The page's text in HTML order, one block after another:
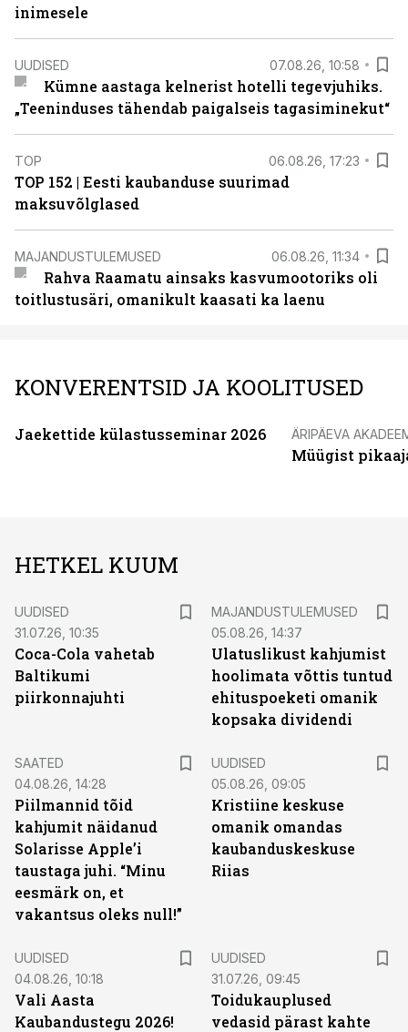
inimesele
UUDISED 07.08.26, 10:58
Kümne aastaga kelnerist hotelli tegevjuhiks.
„Teeninduses tähendab paigalseis tagasiminekut“
TOP 06.08.26, 17:23
TOP 152 | Eesti kaubanduse suurimad
maksuvõlglased
MAJANDUSTULEMUSED 06.08.26, 11:34
Rahva Raamatu ainsaks kasvumootoriks oli
toitlustusäri, omanikult kaasati ka laenu
KONVERENTSID JA KOOLITUSED
Jaekettide külastusseminar 2026 ÄRIPÄEVA
Müügist
HETKEL KUUM
UUDISED
31.07.26, 10:35
Coca-Cola vahetab
Baltikumi
piirkonnajuhti
MAJANDUSTULEMUSED
05.08.26, 14:37
Ulatuslikust kahjumist
hoolimata võttis tuntud
ehituspoeketi omanik
kopsaka dividendi
SAATED
04.08.26, 14:28
Piilmannid tõid
kahjumit näidanud
Solarisse Apple’i
taustaga juhi. “Minu
eesmärk on, et
vakantsus oleks null!”
UUDISED
05.08.26, 09:05
Kristiine keskuse
omanik omandas
kaubanduskeskuse
Riias
UUDISED
04.08.26, 10:18
Vali Aasta
Kaubandustegu 2026!
UUDISED
31.07.26, 09:45
Toidukauplused
vedasid pärast kahte